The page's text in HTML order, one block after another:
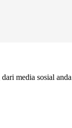
media sosial anda